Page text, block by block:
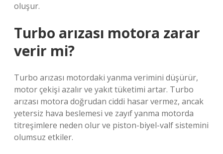
oluşur.
Turbo arızası motora zarar
verir mi?
Turbo arızası motordaki yanma verimini düşürür,
motor çekişi azalır ve yakıt tüketimi artar. Turbo
arızası motora doğrudan ciddi hasar vermez, ancak
yetersiz hava beslemesi ve zayıf yanma motorda
titreşimlere neden olur ve piston-biyel-valf sistemini
olumsuz etkiler.